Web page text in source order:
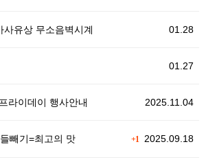
01.28
사유상 무소음벽시계
01.27
2025.11.04
라이데이 행사안내
+1 2025.09.18
빼기=최고의 맛